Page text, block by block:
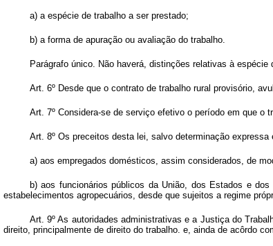
a) a espécie de trabalho a ser prestado;
b) a forma de apuração ou avaliação do trabalho.
Parágrafo único. Não haverá, distinções relativas à
Art. 6º Desde que o contrato de trabalho rural provisório,
Art. 7º Considera-se de serviço efetivo o período em que o
Art. 8º Os preceitos desta lei, salvo determinação
a) aos empregados domésticos, assim considerados, de
b) aos funcionários públicos da União, dos Estados e
estabelecimentos agropecuários, desde que sujeitos a regime
Art. 9º As autoridades administrativas e a Justiça do
direito, principalmente de direito do trabalho. e, ainda de acôrdo